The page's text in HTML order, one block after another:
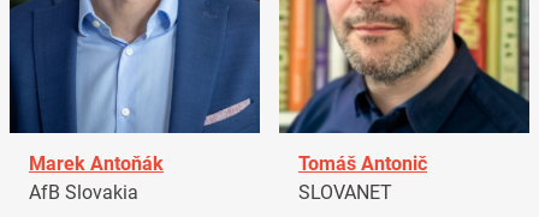
Marek Antoňák
AfB Slovakia
Tomáš Antonič
SLOVANET